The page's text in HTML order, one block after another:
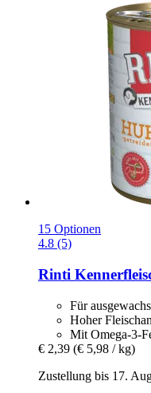
15 Optionen
4.8 (5)
Rinti
Für
Hoher
Mit Omega-3-
€ 2,39 (€ 5,98 / kg)
Zustellung bis 17.